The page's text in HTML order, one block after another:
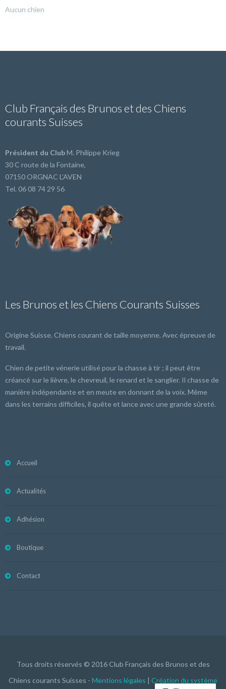
Aucun chien
Club Français des Brunos et des Chiens
courants Suisses
Président du ClubM. Philippe Krieg
30 C route de la Fontaine,
07150 ORGNAC L'AVEN
Tel. 06 08 74 29 56
Les Brunos et les Chiens Courants Suisses
Origine Suisse. Chiens courant de taille moyenne. Avec épreuve de
travail.
Chien de petite vénerie utilisé pour la chasse à tir ; il peut être
créancé sur le lièvre, le chevreuil, le renard et le sanglier. Il chasse de
manière indépendante et en meute en donnant de la voix. Même
dans les terrains difficiles, il quête et lance avec une grande sûreté.
Accueil
Actualités
Adhésion
Boutique
Contact
Tous droits réservés © 2016 Club Français des Brunos et des
Chiens courants Suisses - Mentions légales | Création du système